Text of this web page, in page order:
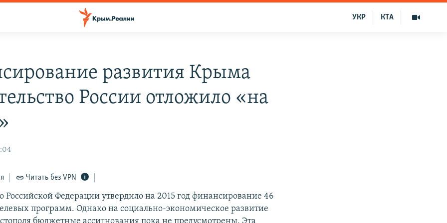
КТА
УКР
развития Крыма
России отложило «на
Читать без VPN
Российской Федерации утвердило на 2015 год финансирование 46
программ. Однако на социально-экономическое развитие